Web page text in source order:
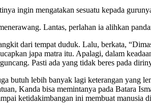
ingin mengatakan sesuatu kepada
Lantas, perlahan ia alihkan
dari tempat duduk. Lalu, berkata,
japa matra itu. Apalagi, dalam
Pasti ada yang tidak beres pada
butuh lebih banyak lagi keterangan yang
Kanda bisa memintanya pada Batara
ketidakimbangan ini membuat